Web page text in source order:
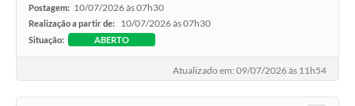
Postagem: 10/07/2026 às 07h30
Realização a partir de: 10/07/2026 às 07h30
Situação: ABERTO
Atualizado em: 09/07/2026 às 11h54